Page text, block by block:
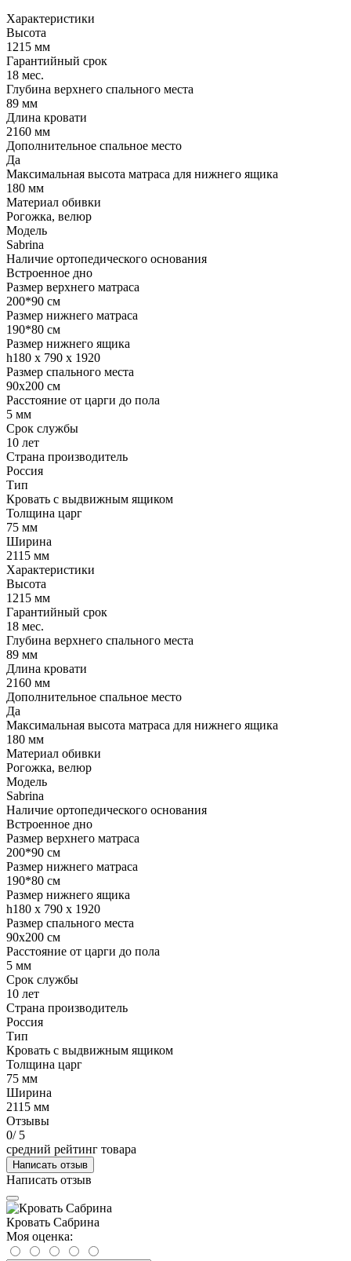
Характеристики
Высота
1215 мм
Гарантийный срок
18 мес.
Глубина верхнего спального места
89 мм
Длина кровати
2160 мм
Дополнительное спальное место
Да
Максимальная высота матраса для нижнего ящика
180 мм
Материал обивки
Рогожка, велюр
Модель
Sabrina
Наличие ортопедического основания
Встроенное дно
Размер верхнего матраса
200*90 см
Размер нижнего матраса
190*80 см
Размер нижнего ящика
h180 x 790 x 1920
Размер спального места
90x200 см
Расстояние от царги до пола
5 мм
Срок службы
10 лет
Страна производитель
Россия
Тип
Кровать с выдвижным ящиком
Толщина царг
75 мм
Ширина
2115 мм
Характеристики
Высота
1215 мм
Гарантийный срок
18 мес.
Глубина верхнего спального места
89 мм
Длина кровати
2160 мм
Дополнительное спальное место
Да
Максимальная высота матраса для нижнего ящика
180 мм
Материал обивки
Рогожка, велюр
Модель
Sabrina
Наличие ортопедического основания
Встроенное дно
Размер верхнего матраса
200*90 см
Размер нижнего матраса
190*80 см
Размер нижнего ящика
h180 x 790 x 1920
Размер спального места
90x200 см
Расстояние от царги до пола
5 мм
Срок службы
10 лет
Страна производитель
Россия
Тип
Кровать с выдвижным ящиком
Толщина царг
75 мм
Ширина
2115 мм
Отзывы
0/ 5
средний рейтинг товара
Написать отзыв
Написать отзыв
Кровать Сабрина
Моя оценка: